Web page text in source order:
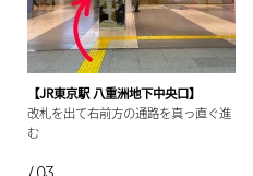
【JR東京駅 八重洲地下中央口】
改札を出て右前方の通路を真っ直ぐ進
む